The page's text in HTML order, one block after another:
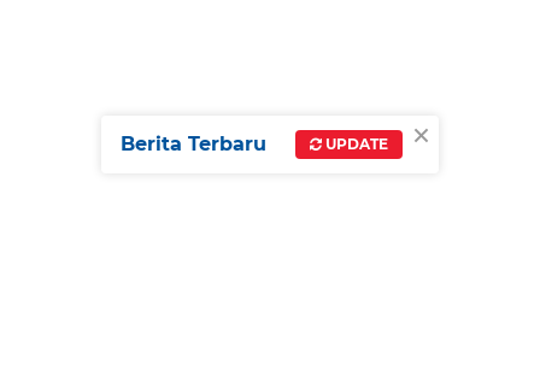
×
Berita Terbaru UPDATE